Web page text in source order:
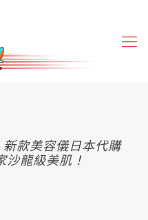
款美容儀日本代購
沙龍級美肌！